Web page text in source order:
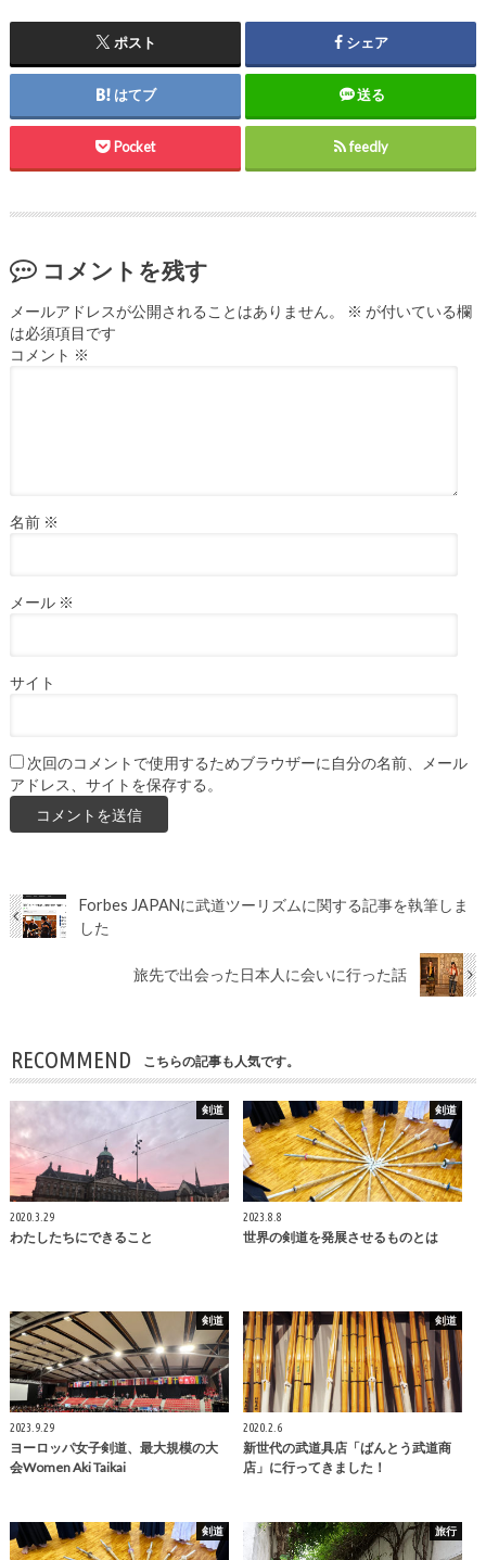
ポスト シェア
はてブ 送る
Pocket feedly
コメントを残す
メールアドレスが公開されることはありません。 ※ が付いている欄
は必須項目です
コメント ※
名前 ※
メール ※
サイト
次回のコメントで使用するためブラウザーに自分の名前、メール
アドレス、サイトを保存する。
Forbes JAPANに武道ツーリズムに関する記事を執筆しま
した
旅先で出会った日本人に会いに行った話
RECOMMEND こちらの記事も人気です。
剣道
2020.3.29
わたしたちにできること
剣道
2023.8.8
世界の剣道を発展させるものとは
剣道
2023.9.29
ヨーロッパ女子剣道、最大規模の大
会Women Aki Taikai
剣道
2020.2.6
新世代の武道具店「ばんとう武道商
店」に行ってきました！
剣道 旅行